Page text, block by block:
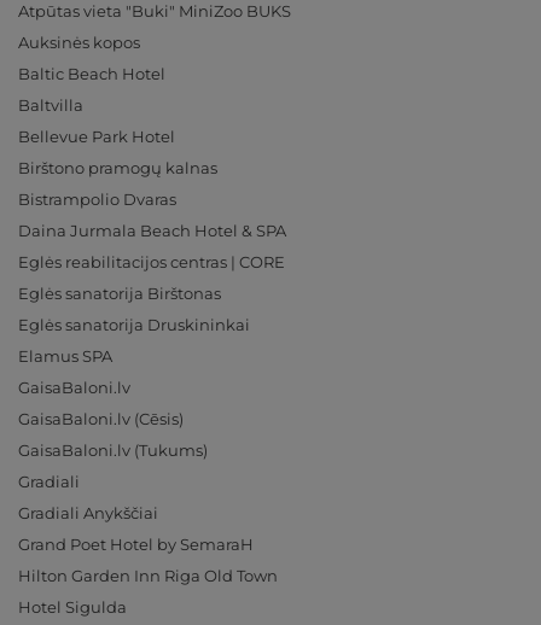
Atpūtas vieta "Buki" MiniZoo BUKS
Auksinės kopos
Baltic Beach Hotel
Baltvilla
Bellevue Park Hotel
Birštono pramogų kalnas
Bistrampolio Dvaras
Daina Jurmala Beach Hotel & SPA
Eglės reabilitacijos centras | CORE
Eglės sanatorija Birštonas
Eglės sanatorija Druskininkai
Elamus SPA
GaisaBaloni.lv
GaisaBaloni.lv (Cēsis)
GaisaBaloni.lv (Tukums)
Gradiali
Gradiali Anykščiai
Grand Poet Hotel by SemaraH
Hilton Garden Inn Riga Old Town
Hotel Sigulda